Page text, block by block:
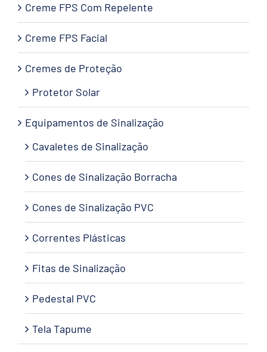
Creme FPS Com Repelente
Creme FPS Facial
Cremes de Proteção
Protetor Solar
Equipamentos de Sinalização
Cavaletes de Sinalização
Cones de Sinalização Borracha
Cones de Sinalização PVC
Correntes Plásticas
Fitas de Sinalização
Pedestal PVC
Tela Tapume